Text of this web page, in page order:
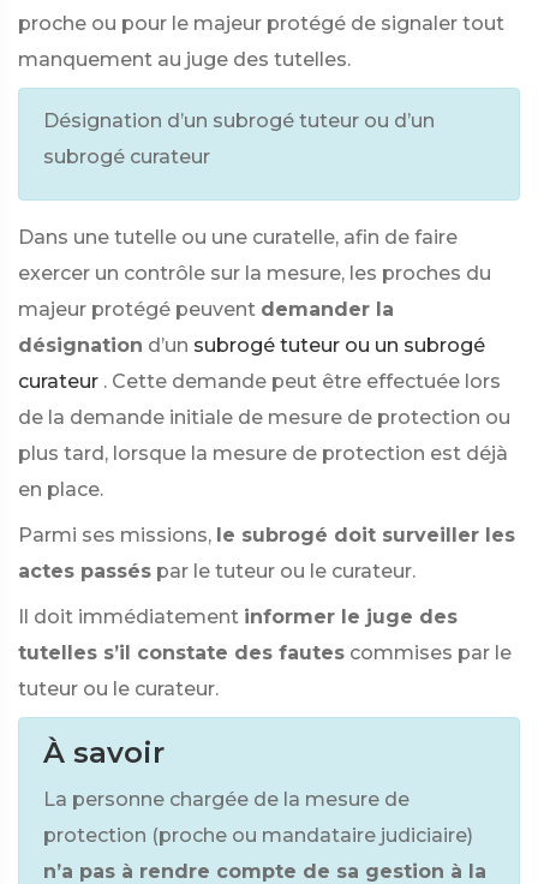
proche ou pour le majeur protégé de signaler tout
manquement au juge des tutelles.
Désignation d’un subrogé tuteur ou d’un
subrogé curateur
Dans une tutelle ou une curatelle, afin de faire
exercer un contrôle sur la mesure, les proches du
majeur protégé peuvent demander la
désignation d’un subrogé tuteur ou un subrogé
curateur . Cette demande peut être effectuée lors
de la demande initiale de mesure de protection ou
plus tard, lorsque la mesure de protection est déjà
en place.
Parmi ses missions, le subrogé doit surveiller les
actes passés par le tuteur ou le curateur.
Il doit immédiatement informer le juge des
tutelles s’il constate des fautes commises par le
tuteur ou le curateur.
À savoir
La personne chargée de la mesure de
protection (proche ou mandataire judiciaire)
n’a pas à rendre compte de sa gestion à la